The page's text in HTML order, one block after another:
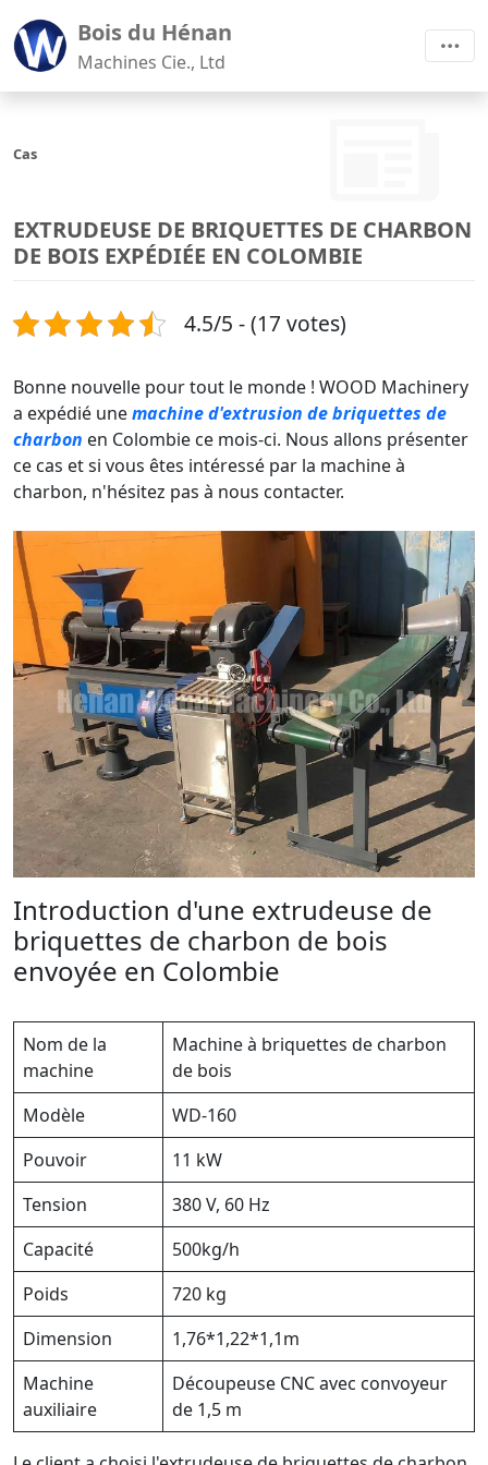
Bois du Hénan
Machines Cie., Ltd
Cas
EXTRUDEUSE DE BRIQUETTES DE CHARBON
DE BOIS EXPÉDIÉE EN COLOMBIE
4.5/5 - (17 votes)
Bonne nouvelle pour tout le monde ! WOOD Machinery
a expédié unemachine d'extrusion de briquettes de
charbon en Colombie ce mois-ci. Nous allons présenter
ce cas et si vous êtes intéressé par la machine à
charbon, n'hésitez pas à nous contacter.
Introduction d'une extrudeuse de
briquettes de charbon de bois
envoyée en Colombie
Nom de la
machine
Machine à briquettes de charbon
de bois
Modèle
WD-160
Pouvoir
11 kW
Tension
380 V, 60 Hz
Capacité
500kg/h
Poids
720 kg
Dimension
1,76*1,22*1,1m
Machine
auxiliaire
Découpeuse CNC avec convoyeur
de 1,5 m